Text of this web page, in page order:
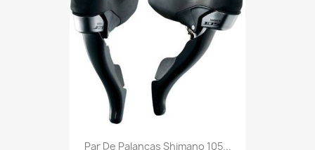
Par De Palancas Shimano 105...